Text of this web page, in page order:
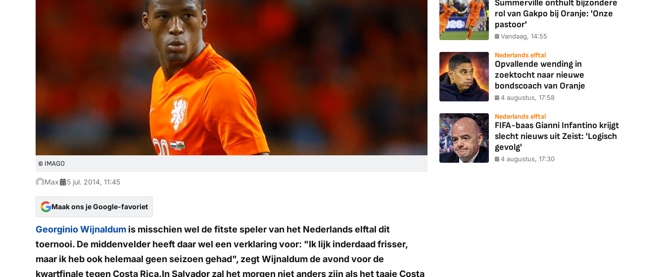
© IMAGO
Max 5 jul. 2014, 11:45
Maak ons je Google-favoriet
Georginio Wijnaldum is misschien wel de fitste speler van het Nederlands elftal dit
toernooi. De middenvelder heeft daar wel een verklaring voor: "Ik lijk inderdaad frisser,
maar ik heb ook helemaal geen seizoen gehad", zegt Wijnaldum de avond voor de
kwartfinale tegen Costa Rica.In Salvador zal het morgen niet anders zijn als het taaie Costa
Summerville onthult bijzondere
rol van Gakpo bij Oranje: 'Onze
pastoor'
Vandaag, 14:55
Nederlands elftal
Opvallende wending in
zoektocht naar nieuwe
bondscoach van Oranje
4 augustus, 17:58
Nederlands elftal
FIFA-baas Gianni Infantino krijgt
slecht nieuws uit Zeist: 'Logisch
gevolg'
4 augustus, 17:30